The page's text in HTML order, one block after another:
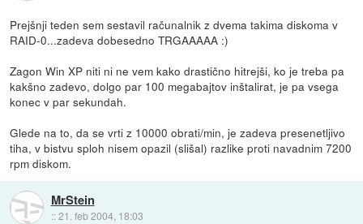
Prejšnji teden sem sestavil računalnik z dvema takima diskoma v
RAID-0...zadeva dobesedno TRGAAAAA :)
Zagon Win XP niti ni ne vem kako drastično hitrejši, ko je treba pa
kakšno zadevo, dolgo par 100 megabajtov inštalirat, je pa vsega
konec v par sekundah.
Glede na to, da se vrti z 10000 obrati/min, je zadeva presenetljivo
tiha, v bistvu sploh nisem opazil (slišal) razlike proti navadnim 7200
rpm diskom.
MrStein
::21. feb 2004, 18:03